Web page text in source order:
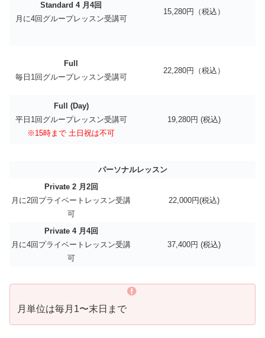
Standard 4 月4回
月に4回グループレッスン受講可
15,280円（税込）
Full
毎日1回グループレッスン受講可
22,280円（税込）
Full (Day)
平日1回グループレッスン受講可
※15時まで 土日祝は不可
19,280円 (税込)
パーソナルレッスン
Private 2 月2回
月に2回プライベートレッスン受講
可
22,000円(税込)
Private 4 月4回
月に4回プライベートレッスン受講
可
37,400円 (税込)
月単位は毎月1〜末日まで